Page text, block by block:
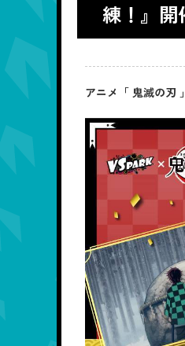
練！』開
アニメ「 鬼滅の刃